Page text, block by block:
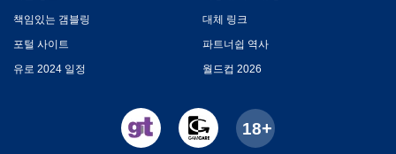
책임있는 갬블링
대체 링크
포털 사이트
파트너쉽 역사
유로 2024 일정
월드컵 2026